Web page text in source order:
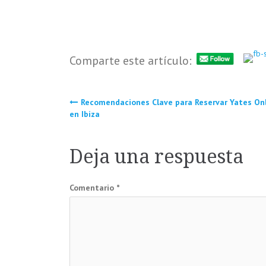
Comparte este artículo:
Navegación
entradas
Recomendaciones Clave para Reservar Yates
en Ibiza
Deja una respuesta
Comentario *